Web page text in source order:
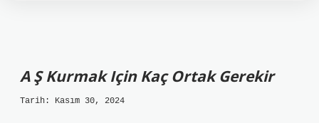
A Ş Kurmak Için Kaç Ortak Gerekir
Tarih: Kasım 30, 2024